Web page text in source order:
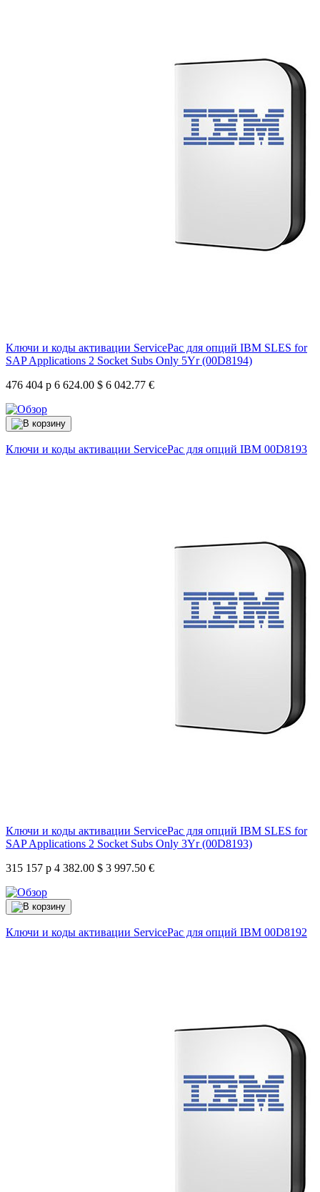
Ключи и коды активации ServicePac для опций IBM SLES for
SAP Applications 2 Socket Subs Only 5Yr (00D8194)
476 404 р 6 624.00 $ 6 042.77 €
Ключи и коды активации ServicePac для опций IBM 00D8193
Ключи и коды активации ServicePac для опций IBM SLES for
SAP Applications 2 Socket Subs Only 3Yr (00D8193)
315 157 р 4 382.00 $ 3 997.50 €
Ключи и коды активации ServicePac для опций IBM 00D8192